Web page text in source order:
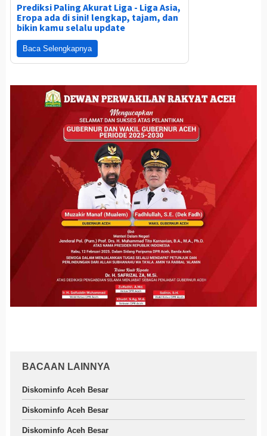
Prediksi Paling Akurat Liga - Liga Asia,
Eropa ada di sini! lengkap, tajam, dan
bikin kamu selalu update
Baca Selengkapnya
BACAAN LAINNYA
Diskominfo Aceh Besar
Diskominfo Aceh Besar
Diskominfo Aceh Besar